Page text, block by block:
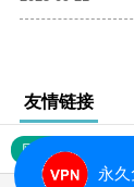
友情链接
网站地图
永